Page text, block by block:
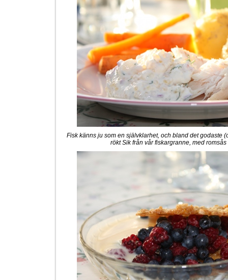
Fisk känns ju som en självklarhet, och bland det godaste
rökt Sik från vår fiskargranne, med